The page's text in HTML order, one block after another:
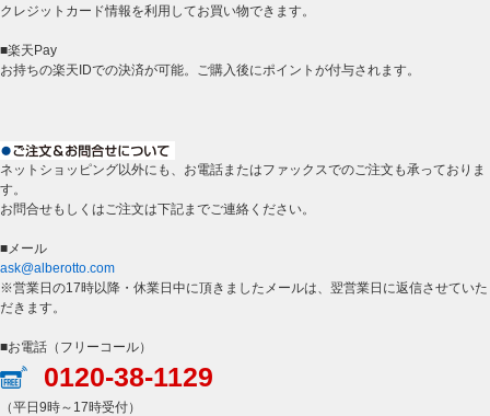
クレジットカード情報を利用してお買い物できます。
■楽天Pay
お持ちの楽天IDでの決済が可能。ご購入後にポイントが付与されます。
ネットショッピング以外にも、お電話またはファックスでのご注文も承っておりま
す。
お問合せもしくはご注文は下記までご連絡ください。
■メール
ask@alberotto.com
※営業日の17時以降・休業日中に頂きましたメールは、翌営業日に返信させていた
だきます。
■お電話（フリーコール）
0120-38-1129
（平日9時～17時受付）